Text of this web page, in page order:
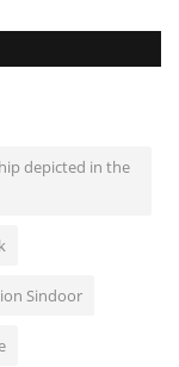
depicted in the
Sindoor